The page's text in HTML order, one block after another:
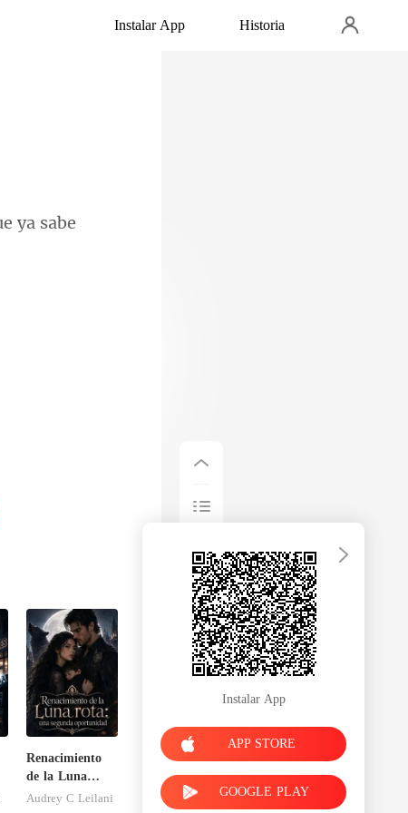
Instalar App Historia
Renacimiento
de la Luna
rota: una
Audrey C Leilani
Instalar App
APP STORE
GOOGLE PLAY